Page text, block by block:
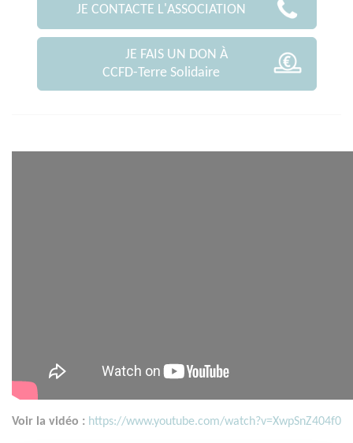
JE CONTACTE L'ASSOCIATION
JE FAIS UN DON À
CCFD-Terre Solidaire
Voir la vidéo : https://www.youtube.com/watch?v=XwpSnZ404f0